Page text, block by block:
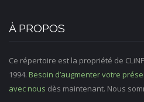
À PROPOS
Ce répertoire est la propriété de
1994. Besoin d’augmenter votre
avec nous dès maintenant. Nous